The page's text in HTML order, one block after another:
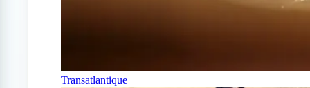
Transatlantique